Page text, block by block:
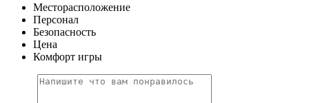
Месторасположение
Персонал
Безопасность
Цена
Комфорт игры